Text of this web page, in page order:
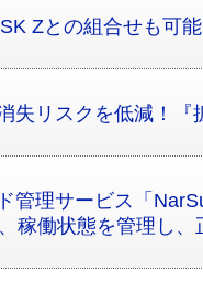
Zとの組合せも可能
失リスクを低減！『
管理サービス「
稼働状態を管理し